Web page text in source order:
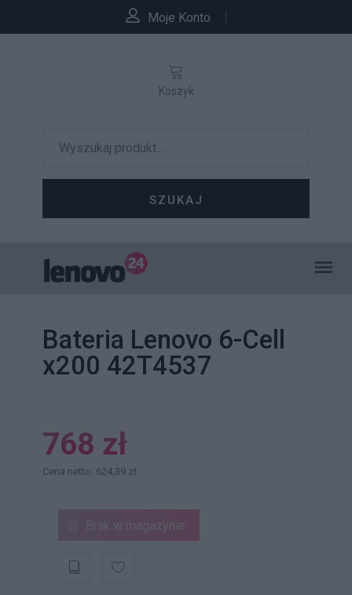
Moje Konto
SZUKAJ
Koszyk
Bateria Lenovo 6-Cell
x200 42T4537
768 zł
Cena netto: 624,39 zł
Brak w magazynie